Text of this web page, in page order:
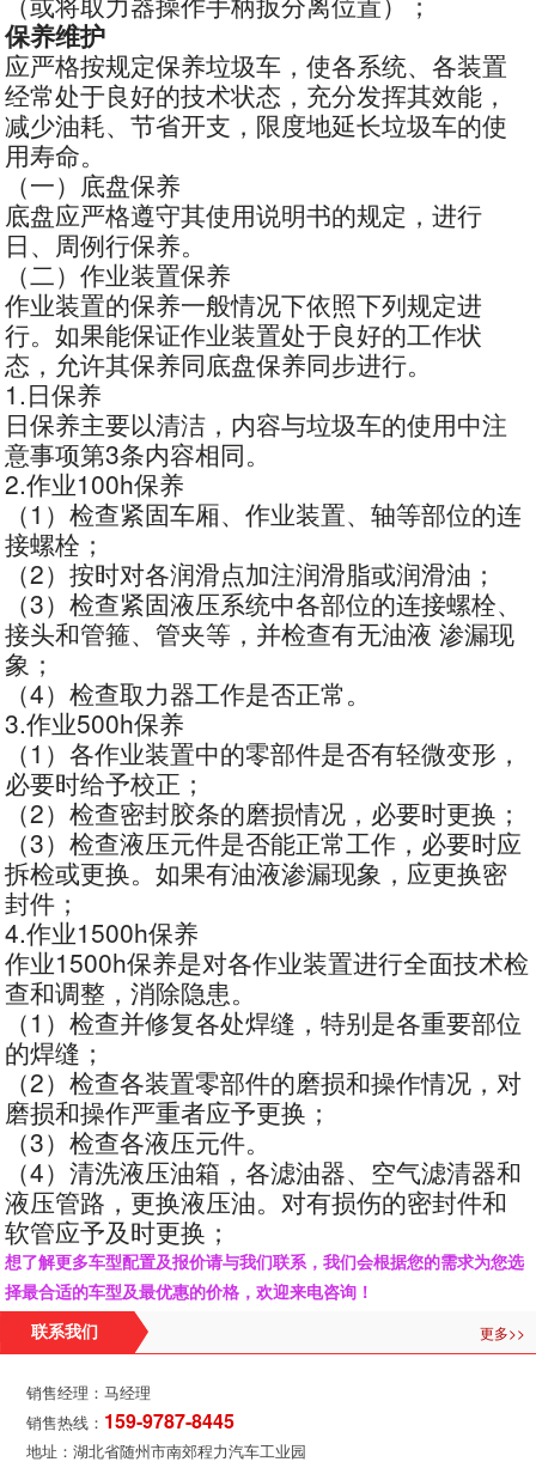
保养维护
应严格按规定保养垃圾车，使各系统、各装置
经常处于良好的技术状态，充分发挥其效能，
减少油耗、节省开支，限度地延长垃圾车的使
用寿命。
（一）底盘保养
底盘应严格遵守其使用说明书的规定，进行
日、周例行保养。
（二）作业装置保养
作业装置的保养一般情况下依照下列规定进
行。如果能保证作业装置处于良好的工作状
态，允许其保养同底盘保养同步进行。
1.日保养
日保养主要以清洁，内容与垃圾车的使用中注
意事项第3条内容相同。
2.作业100h保养
（1）检查紧固车厢、作业装置、轴等部位的连
接螺栓；
（2）按时对各润滑点加注润滑脂或润滑油；
（3）检查紧固液压系统中各部位的连接螺栓、
接头和管箍、管夹等，并检查有无油液 渗漏现
象；
（4）检查取力器工作是否正常。
3.作业500h保养
（1）各作业装置中的零部件是否有轻微变形，
必要时给予校正；
（2）检查密封胶条的磨损情况，必要时更换；
（3）检查液压元件是否能正常工作，必要时应
拆检或更换。如果有油液渗漏现象，应更换密
封件；
4.作业1500h保养
作业1500h保养是对各作业装置进行全面技术检
查和调整，消除隐患。
（1）检查并修复各处焊缝，特别是各重要部位
的焊缝；
（2）检查各装置零部件的磨损和操作情况，对
磨损和操作严重者应予更换；
（3）检查各液压元件。
（4）清洗液压油箱，各滤油器、空气滤清器和
液压管路，更换液压油。对有损伤的密封件和
软管应予及时更换；
想了解更多车型配置及报价请与我们联系，我们会根据您的需求为您选
择最合适的车型及最优惠的价格，欢迎来电咨询！
联系我们 更多>>
销售经理：马经理
销售热线： 159-9787-8445
地址：湖北省随州市南郊程力汽车工业园